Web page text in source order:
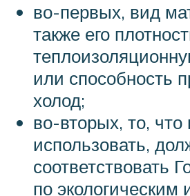
во-первых, вид
также его
или способность
холод;
во-вторых, то, что
использовать,
соответствовать
по экологическим